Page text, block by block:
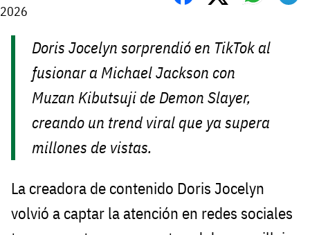
2026
Doris Jocelyn sorprendió en TikTok al
fusionar a Michael Jackson con
Muzan Kibutsuji de Demon Slayer,
creando un trend viral que ya supera
millones de vistas.
La creadora de contenido Doris Jocelyn
volvió a captar la atención en redes sociales